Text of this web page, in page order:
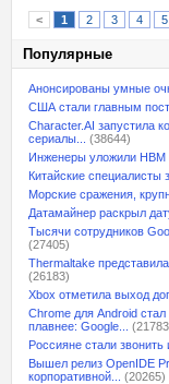
< 1 2 3 4 5
Популярные
Анонсированы умные
США стали главным
Character.AI запустила
сериалы...
(38644)
Инженеры уложили HBM
Китайские специалисты
Морские сражения,
Датамайнер раскрыл
Тысячи сотрудников
(27405)
Thermaltake представила
(26183)
Xbox отметила выход
Chrome для Android стал
плавнее: Google...
Россияне стали звонить
Вышел релиз OpenIDE
корпоративной...
(20265)